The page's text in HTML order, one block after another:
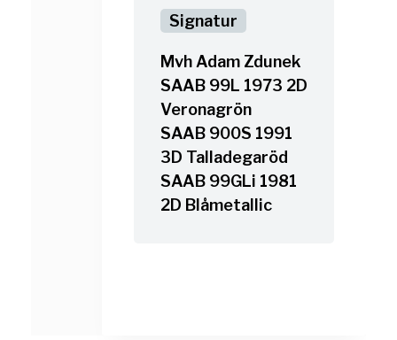
Mvh Adam Zdunek
SAAB 99L 1973 2D
Veronagrön
SAAB 900S 1991
3D Talladegaröd
SAAB 99GLi 1981
2D Blåmetallic